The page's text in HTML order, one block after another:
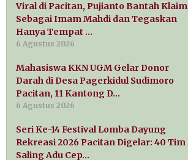
Viral di Pacitan, Pujianto Bantah Klaim
Sebagai Imam Mahdi dan Tegaskan
Hanya Tempat …
6 Agustus 2026
Mahasiswa KKN UGM Gelar Donor
Darah di Desa Pagerkidul Sudimoro
Pacitan, 11 Kantong D…
6 Agustus 2026
Seri Ke-14 Festival Lomba Dayung
Rekreasi 2026 Pacitan Digelar: 40 Tim
Saling Adu Cep…